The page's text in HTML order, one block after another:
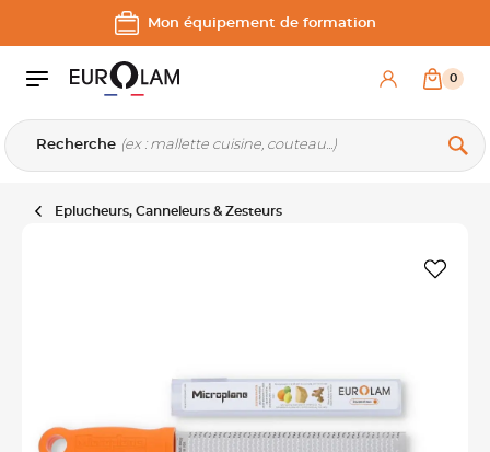
Aller au contenu
Aller à la navigation principale
Mon équipement de formation
Recherche
0
Eplucheurs, Canneleurs & Zesteurs